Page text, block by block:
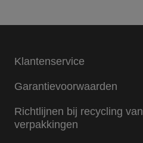
Klantenservice
Garantievoorwaarden
Richtlijnen bij recycling van
verpakkingen